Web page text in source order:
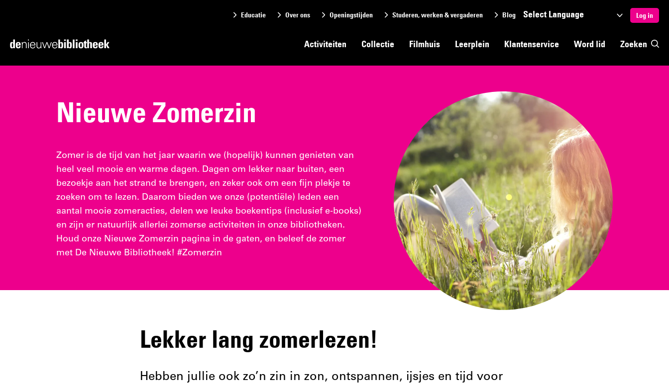
de
deGa
Activiteiten Collectie Filmhuis Leerplein Klantenservice Word lid Zoeken
Educatie Over ons Openingstijden Studeren, werken & vergaderen Blog
Selecteer
taal
Log in
Nieuwe Zomerzin
Zomer is de tijd van het jaar waarin we (hopelijk) kunnen genieten van
heel veel mooie en warme dagen. Dagen om lekker naar buiten, een
bezoekje aan het strand te brengen, en zeker ook om een fijn plekje te
zoeken om te lezen. Daarom bieden we onze (potentiële) leden een
aantal mooie zomeracties, delen we leuke boekentips (inclusief e-books)
en zijn er natuurlijk allerlei zomerse activiteiten in onze bibliotheken.
Houd onze Nieuwe Zomerzin pagina in de gaten, en beleef de zomer
met De Nieuwe Bibliotheek! #Zomerzin
Lekker lang zomerlezen!
Hebben jullie ook zo’n zin in zon, ontspannen, ijsjes en tijd voor